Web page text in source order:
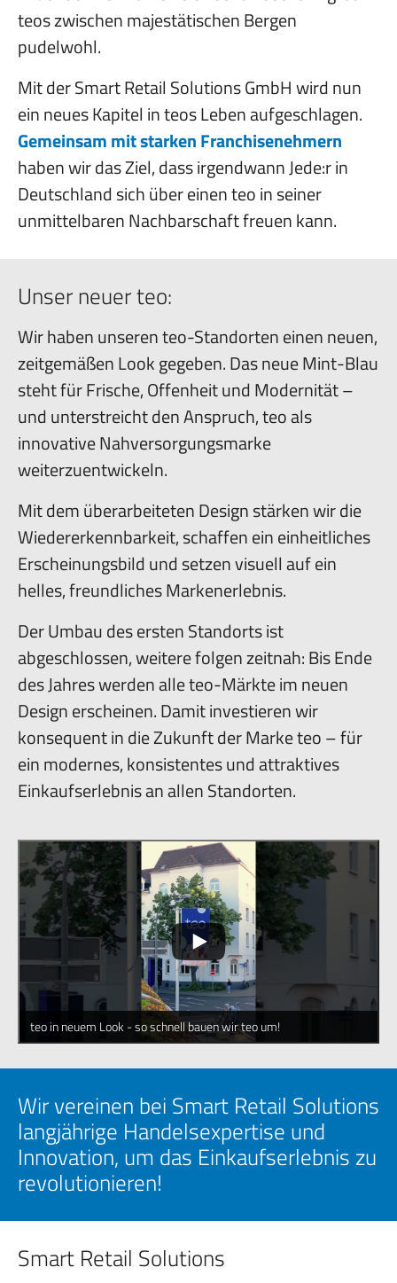
teos zwischen majestätischen Bergen
pudelwohl.
Mit der Smart Retail Solutions GmbH wird nun
ein neues Kapitel in teos Leben aufgeschlagen.
Gemeinsam mit starken Franchisenehmern
haben wir das Ziel, dass irgendwann Jede:r in
Deutschland sich über einen teo in seiner
unmittelbaren Nachbarschaft freuen kann.
Unser neuer teo:
Wir haben unseren teo-Standorten einen neuen,
zeitgemäßen Look gegeben. Das neue Mint-Blau
steht für Frische, Offenheit und Modernität –
und unterstreicht den Anspruch, teo als
innovative Nahversorgungsmarke
weiterzuentwickeln.
Mit dem überarbeiteten Design stärken wir die
Wiedererkennbarkeit, schaffen ein einheitliches
Erscheinungsbild und setzen visuell auf ein
helles, freundliches Markenerlebnis.
Der Umbau des ersten Standorts ist
abgeschlossen, weitere folgen zeitnah: Bis Ende
des Jahres werden alle teo-Märkte im neuen
Design erscheinen. Damit investieren wir
konsequent in die Zukunft der Marke teo – für
ein modernes, konsistentes und attraktives
Einkaufserlebnis an allen Standorten.
teo in neuem Look - so schnell bauen wir teo um!
Wir vereinen bei Smart Retail Solutions
langjährige Handelsexpertise und
Innovation, um das Einkaufserlebnis zu
revolutionieren!
Smart Retail Solutions